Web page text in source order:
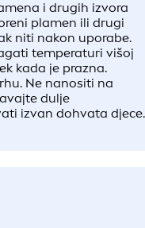
i drugih izvora
plamen ili drugi
niti nakon uporabe.
temperaturi višoj
kada je prazna.
Ne nanositi na
dulje
izvan dohvata djece.